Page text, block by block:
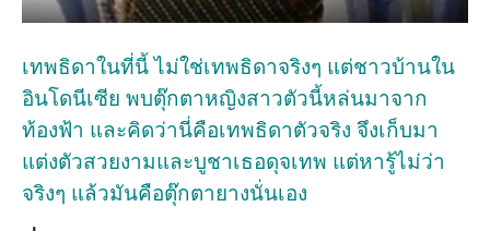
เทพธิดาในที่นี้ ไม่ใช่เทพธิดาจริงๆ แต่ชาวบ้านใน
อินโดนีเซีย พบตุ๊กตาหญิงสาวตัวนี้หล่นมาจาก
ท้องฟ้า และคิดว่านี่คือเทพธิดาตัวจริง จึงเก็บมา
แต่งตัวสวยงามและบูชาเธอดุจเทพ แต่หารู้ไม่ว่า
จริงๆ แล้วมันคือตุ๊กตายางนั่นเอง